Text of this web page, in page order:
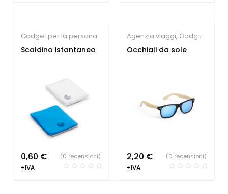
Gadget per la persona
Scaldino istantaneo
0,60 €
+IVA
(0 recensioni)
Agenzia viaggi, Gadget
per la persona,Gadget
Occhiali da sole
2,20 €
+IVA
(0 recensioni)